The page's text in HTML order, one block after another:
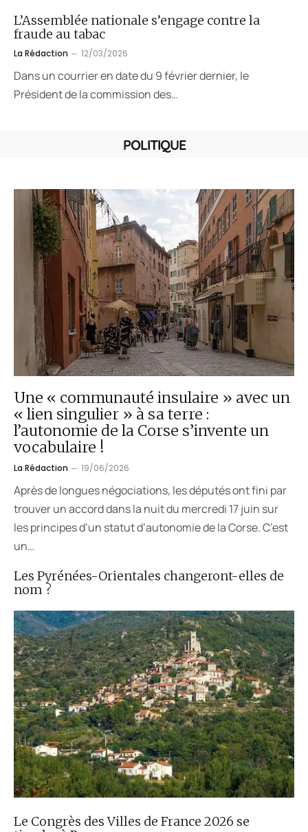
L’Assemblée nationale s’engage contre la
fraude au tabac
La Rédaction 12/03/2026
Dans un courrier en date du 9 février dernier, le
Président de la commission des…
POLITIQUE
Les Pyrénées-Orientales changeront-elles de
nom ?
Le Congrès des Villes de France 2026 se
Une « communauté insulaire » avec un
« lien singulier » à sa terre :
l’autonomie de la Corse s’invente un
vocabulaire !
La Rédaction 19/06/2026
Après de longues négociations, les députés ont fini par
trouver un accord dans la nuit du mercredi 17 juin sur
les principes d’un statut d’autonomie de la Corse. C’est
un…